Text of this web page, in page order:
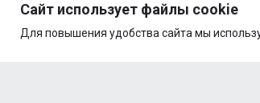
Сайт использует файлы cookie
Для повышения удобства сайта мы